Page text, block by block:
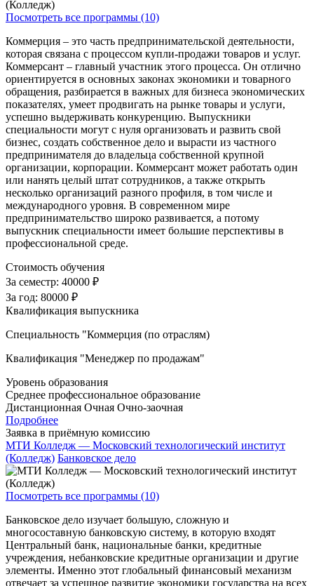
Посмотреть все программы (10)
Коммерция – это часть предпринимательской деятельности,
которая связана с процессом купли-продажи товаров и услуг.
Коммерсант – главный участник этого процесса. Он отлично
ориентируется в основных законах экономики и товарного
обращения, разбирается в важных для бизнеса экономических
показателях, умеет продвигать на рынке товары и услуги,
успешно выдерживать конкуренцию. Выпускники
специальности могут с нуля организовать и развить свой
бизнес, создать собственное дело и вырасти из частного
предпринимателя до владельца собственной крупной
организации, корпорации. Коммерсант может работать один
или нанять целый штат сотрудников, а также открыть
несколько организаций разного профиля, в том числе и
международного уровня. В современном мире
предпринимательство широко развивается, а потому
выпускник специальности имеет большие перспективы в
профессиональной среде.
Стоимость обучения
За семестр: 40000 ₽
За год: 80000 ₽
Квалификация выпускника
Специальность "Коммерция (по отраслям)
Квалификация "Менеджер по продажам"
Уровень образования
Среднее профессиональное образование
Дистанционная Очная Очно-заочная
Подробнее
Заявка в приёмную комиссию
МТИ Колледж — Московский технологический институт
(Колледж) Банковское дело
Посмотреть все программы (10)
Банковское дело изучает большую, сложную и
многосоставную банковскую систему, в которую входят
Центральный банк, национальные банки, кредитные
учреждения, небанковские кредитные организации и другие
элементы. Именно этот глобальный финансовый механизм
отвечает за успешное развитие экономики государства на всех